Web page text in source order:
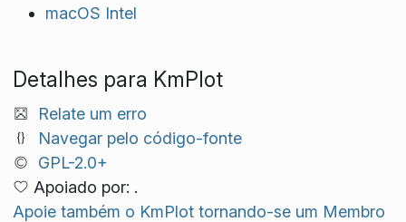
macOS Intel
Detalhes para KmPlot
Relate um erro
Navegar pelo código-fonte
GPL-2.0+
Apoiado por: .
Apoie também o KmPlot tornando-se um Membro